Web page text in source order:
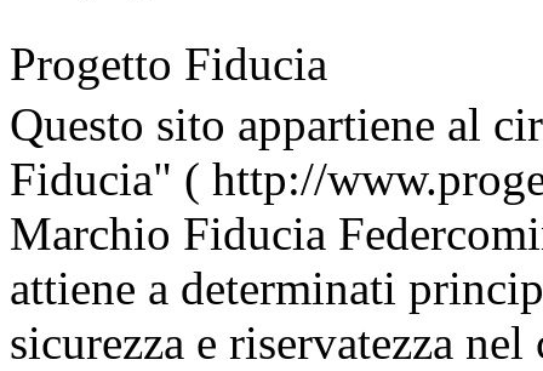
Progetto Fiducia
Questo sito appartiene al
Fiducia" ( http://
Marchio Fiducia
attiene a determinati
sicurezza e riservatezza